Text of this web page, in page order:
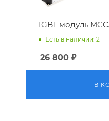
IGBT модуль
Есть в наличии: 2
26 800 ₽
В